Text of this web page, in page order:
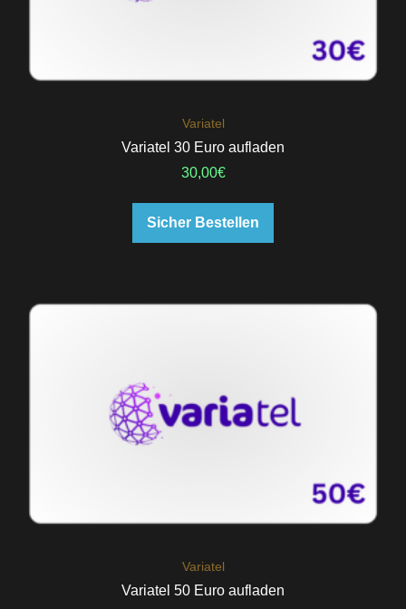
Variatel
Variatel 30 Euro aufladen
30,00€
Sicher Bestellen
Variatel
Variatel 50 Euro aufladen